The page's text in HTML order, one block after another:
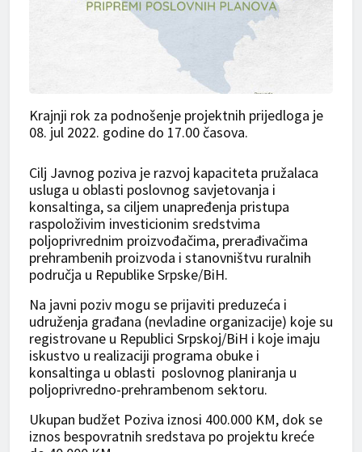
Krajnji rok za podnošenje projektnih prijedloga je
08. jul 2022. godine do 17.00 časova.
Cilj Javnog poziva je razvoj kapaciteta pružalaca
usluga u oblasti poslovnog savjetovanja i
konsaltinga, sa ciljem unapređenja pristupa
raspoloživim investicionim sredstvima
poljoprivrednim proizvođačima, prerađivačima
prehrambenih proizvoda i stanovništvu ruralnih
područja u Republike Srpske/BiH.
Na javni poziv mogu se prijaviti preduzeća i
udruženja građana (nevladine organizacije) koje su
registrovane u Republici Srpskoj/BiH i koje imaju
iskustvo u realizaciji programa obuke i
konsaltinga u oblasti poslovnog planiranja u
poljoprivredno-prehrambenom sektoru.
Ukupan budžet Poziva iznosi 400.000 KM, dok se
iznos bespovratnih sredstava po projektu kreće